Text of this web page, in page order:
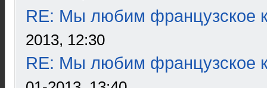
RE: Мы любим французское
2013, 12:30
RE: Мы любим французское